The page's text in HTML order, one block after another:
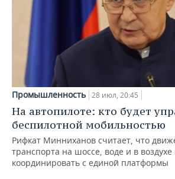
Промышленность 28 июл, 20:45
На автопилоте: кто будет
беспилотной мобильностью
Рифкат Минниханов считает, что
транспорта на шоссе, воде и в воздухе
координировать с единой платформы